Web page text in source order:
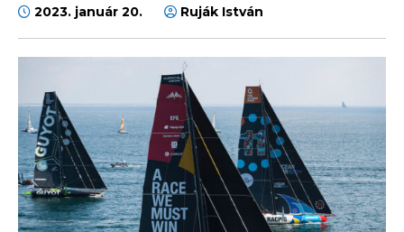
2023. január 20. Ruják István